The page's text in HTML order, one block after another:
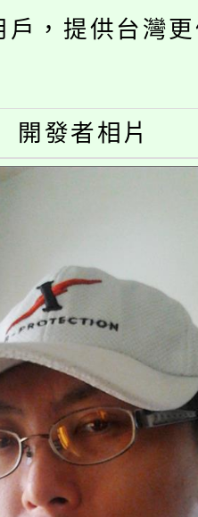
溝通分析基
生輔導中心
輔導、社會
名參加。
政府辦理
短影音徵選
及活動海報
加。
學年度學生
助參觀特色
施計畫」
教育部表揚
貢獻獎」
戶，提供台灣
開發者相片